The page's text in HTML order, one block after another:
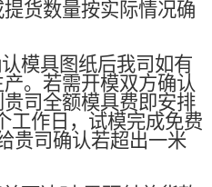
货数量按实际情况确
模具图纸后我司如有
。若需开模双方确认
司全额模具费即安排
工作日，试模完成免费
贵司确认若超出一米